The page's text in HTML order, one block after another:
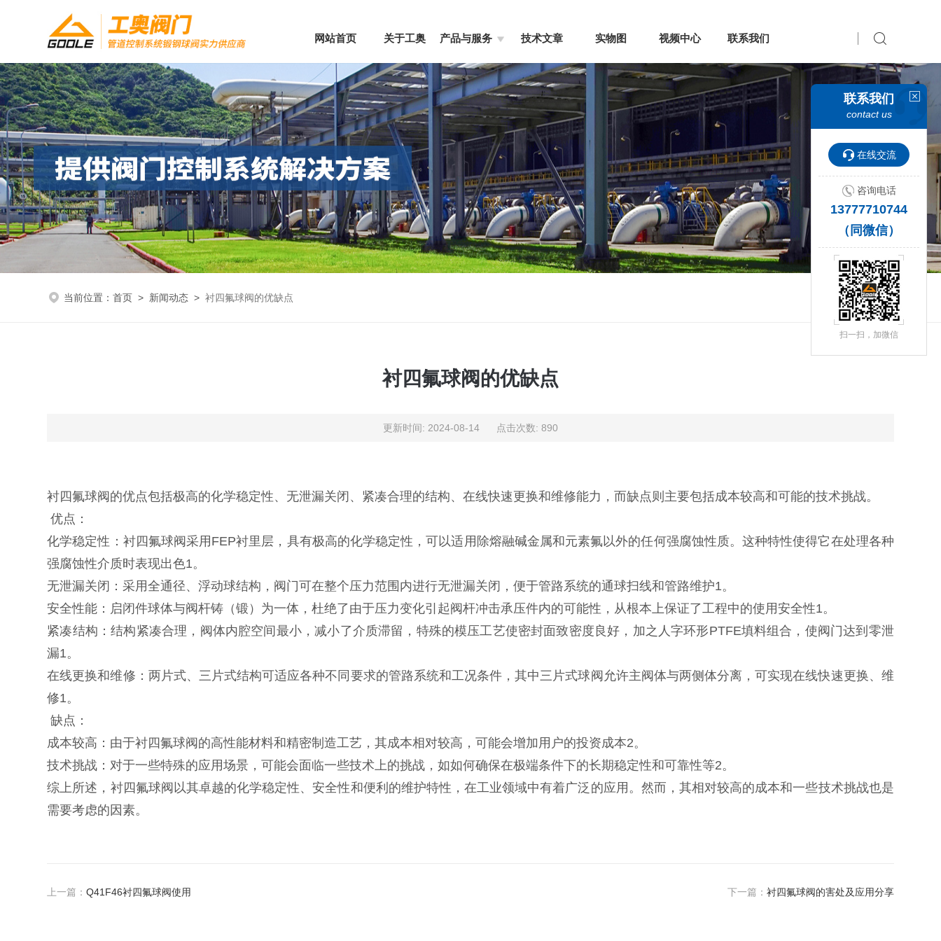
网站首页 关于工奥 产品与服务 技术文章 实物图 视频中心 联系我们
当前位置：首页 > 新闻动态 >衬四氟球阀的优缺点
衬四氟球阀的优缺点
更新时间: 2024-08-14 点击次数: 890
衬四氟球阀的优点包括极高的化学稳定性、‌无泄漏关闭、‌紧凑合理的结构、‌在线快速更换和维修能力，‌而缺点则主要包括成本较高和可能的技术挑战。‌
优点：‌
化学稳定性：‌衬四氟球阀采用FEP衬里层，‌具有极高的化学稳定性，‌可以适用除熔融碱金属和元素氟以外的任何强腐蚀性质。‌这种特性使得它在处理各种
强腐蚀性介质时表现出色‌1。‌
无泄漏关闭：‌采用全通径、‌浮动球结构，‌阀门可在整个压力范围内进行无泄漏关闭，‌便于管路系统的通球扫线和管路维护‌1。‌
安全性能：‌启闭件球体与阀杆铸（‌锻）‌为一体，‌杜绝了由于压力变化引起阀杆冲击承压件内的可能性，‌从根本上保证了工程中的使用安全性‌1。‌
紧凑结构：‌结构紧凑合理，‌阀体内腔空间最小，‌减小了介质滞留，‌特殊的模压工艺使密封面致密度良好，‌加之人字环形PTFE填料组合，‌使阀门达到零泄
漏‌1。‌
在线更换和维修：‌两片式、‌三片式结构可适应各种不同要求的管路系统和工况条件，‌其中三片式球阀允许主阀体与两侧体分离，‌可实现在线快速更换、‌维
修‌1。‌
缺点：‌
成本较高：‌由于衬四氟球阀的高性能材料和精密制造工艺，‌其成本相对较高，‌可能会增加用户的投资成本‌2。‌
技术挑战：‌对于一些特殊的应用场景，‌可能会面临一些技术上的挑战，‌如如何确保在极端条件下的长期稳定性和可靠性等‌2。‌
综上所述，‌衬四氟球阀以其卓越的化学稳定性、‌安全性和便利的维护特性，‌在工业领域中有着广泛的应用。‌然而，‌其相对较高的成本和一些技术挑战也是
需要考虑的因素。‌
上一篇：Q41F46衬四氟球阀使用 下一篇： 衬四氟球阀的害处及应用分享
联系我们
contact us
在线交流
咨询电话
13777710744
（同微信）
扫一扫， 加微信